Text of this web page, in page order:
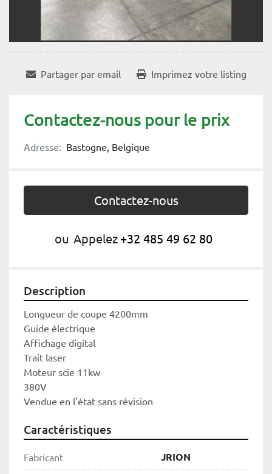
Partager par email Imprimez votre listing
Contactez-nous pour le prix
Adresse: Bastogne, Belgique
Contactez-nous
ou Appelez +32 485 49 62 80
Description
Longueur de coupe 4200mm
Guide électrique
Affichage digital
Trait laser
Moteur scie 11kw
380V
Vendue en l'état sans révision
Caractéristiques
Fabricant JRION